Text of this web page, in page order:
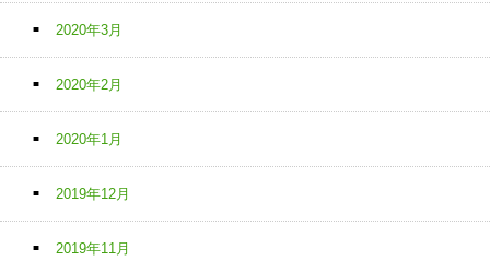
2020年3月
2020年2月
2020年1月
2019年12月
2019年11月